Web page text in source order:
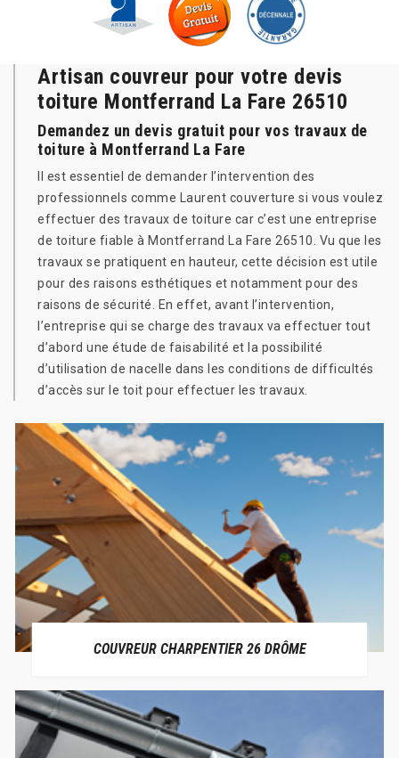
Artisan couvreur pour votre devis
toiture Montferrand La Fare 26510
Demandez un devis gratuit pour vos travaux de
toiture à Montferrand La Fare
Il est essentiel de demander l’intervention des
professionnels comme Laurent couverture si vous voulez
effectuer des travaux de toiture car c’est une entreprise
de toiture fiable à Montferrand La Fare 26510. Vu que les
travaux se pratiquent en hauteur, cette décision est utile
pour des raisons esthétiques et notamment pour des
raisons de sécurité. En effet, avant l’intervention,
l’entreprise qui se charge des travaux va effectuer tout
d’abord une étude de faisabilité et la possibilité
d’utilisation de nacelle dans les conditions de difficultés
d’accès sur le toit pour effectuer les travaux.
COUVREUR CHARPENTIER 26 DRÔME